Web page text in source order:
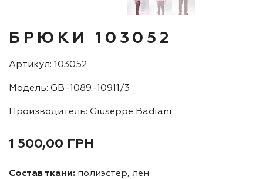
БРЮКИ 103052
Артикул: 103052
Модель: GB-1089-10911/3
Производитель: Giuseppe Badiani
1 500,00 ГРН
Состав ткани: полиэстер, лен